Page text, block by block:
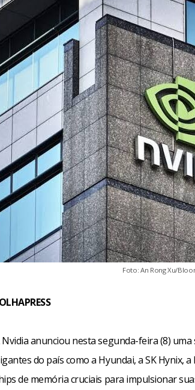
Foto: An Rong Xu/
Nvidia anunciou nesta segunda-feira (8)
do país como a Hyundai, a SK Hynix,
de memória cruciais para impulsionar